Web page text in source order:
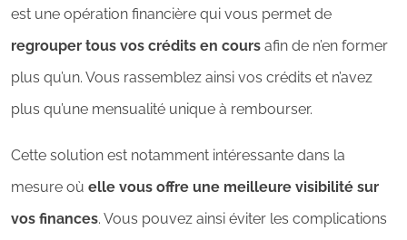
est une opération financière qui vous permet de
regrouper tous vos crédits en cours afin de n’en former
plus qu’un. Vous rassemblez ainsi vos crédits et n’avez
plus qu’une mensualité unique à rembourser.
Cette solution est notamment intéressante dans la
mesure où elle vous offre une meilleure visibilité sur
vos finances. Vous pouvez ainsi éviter les complications